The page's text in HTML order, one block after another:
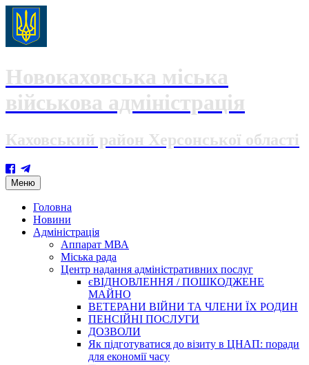
Новокаховська міська
військова адміністрація
Каховський район Херсонської області
Меню Skip
to
content
Головна
Новини
Адміністрація
Аппарат МВА
Міська рада
Центр надання адміністративних послуг
єВІДНОВЛЕННЯ / ПОШКОДЖЕНЕ
МАЙНО
ВЕТЕРАНИ ВІЙНИ ТА ЧЛЕНИ ЇХ РОДИН
ПЕНСІЙНІ ПОСЛУГИ
ДОЗВОЛИ
Як підготуватися до візиту в ЦНАП: поради
для економії часу